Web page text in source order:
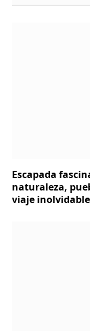
Escapada
naturaleza,
viaje inolvidable